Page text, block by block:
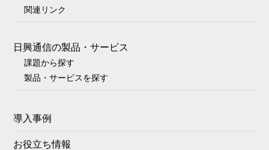
関連リンク
日興通信の製品・サービス
課題から探す
製品・サービスを探す
導入事例
お役立ち情報